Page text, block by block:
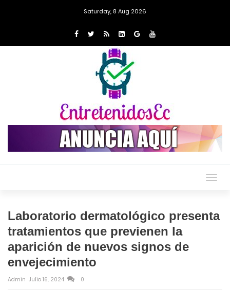
Saturday, 8 Aug 2026
Laboratorio dermatológico presenta
tratamientos que previenen la
aparición de nuevos signos de
envejecimiento
Admin Julio 16, 2024 0